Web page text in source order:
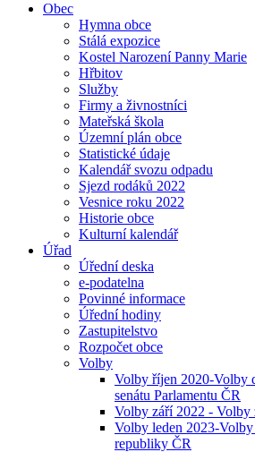
Obec
Hymna obce
Stálá expozice
Kostel Narození Panny Marie
Hřbitov
Služby
Firmy a živnostníci
Mateřská škola
Územní plán obce
Statistické údaje
Kalendář svozu odpadu
Sjezd rodáků 2022
Vesnice roku 2022
Historie obce
Kulturní kalendář
Úřad
Úřední deska
e-podatelna
Povinné informace
Úřední hodiny
Zastupitelstvo
Rozpočet obce
Volby
Volby říjen 2020-Volby
senátu Parlamentu ČR
Volby září 2022 - Volby
Volby leden 2023-Volby
republiky ČR